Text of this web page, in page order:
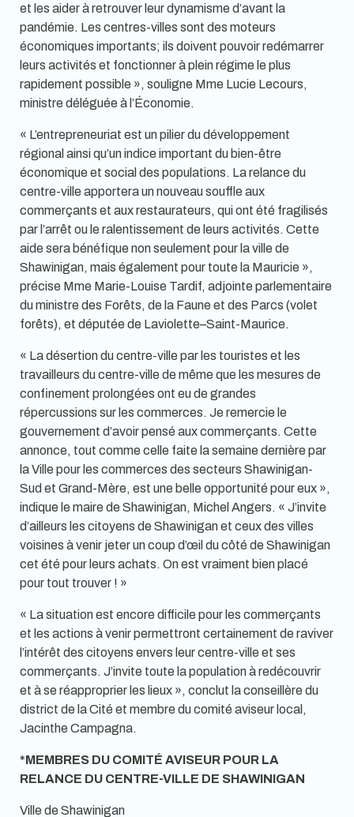
et les aider à retrouver leur dynamisme d’avant la
pandémie. Les centres-villes sont des moteurs
économiques importants; ils doivent pouvoir redémarrer
leurs activités et fonctionner à plein régime le plus
rapidement possible », souligne Mme Lucie Lecours,
ministre déléguée à l’Économie.
« L’entrepreneuriat est un pilier du développement
régional ainsi qu’un indice important du bien-être
économique et social des populations. La relance du
centre-ville apportera un nouveau souffle aux
commerçants et aux restaurateurs, qui ont été fragilisés
par l’arrêt ou le ralentissement de leurs activités. Cette
aide sera bénéfique non seulement pour la ville de
Shawinigan, mais également pour toute la Mauricie »,
précise Mme Marie-Louise Tardif, adjointe parlementaire
du ministre des Forêts, de la Faune et des Parcs (volet
forêts), et députée de Laviolette–Saint-Maurice.
« La désertion du centre-ville par les touristes et les
travailleurs du centre-ville de même que les mesures de
confinement prolongées ont eu de grandes
répercussions sur les commerces. Je remercie le
gouvernement d’avoir pensé aux commerçants. Cette
annonce, tout comme celle faite la semaine dernière par
la Ville pour les commerces des secteurs Shawinigan-
Sud et Grand-Mère, est une belle opportunité pour eux »,
indique le maire de Shawinigan, Michel Angers. « J’invite
d’ailleurs les citoyens de Shawinigan et ceux des villes
voisines à venir jeter un coup d’œil du côté de Shawinigan
cet été pour leurs achats. On est vraiment bien placé
pour tout trouver ! »
« La situation est encore difficile pour les commerçants
et les actions à venir permettront certainement de raviver
l’intérêt des citoyens envers leur centre-ville et ses
commerçants. J’invite toute la population à redécouvrir
et à se réapproprier les lieux », conclut la conseillère du
district de la Cité et membre du comité aviseur local,
Jacinthe Campagna.
*MEMBRES DU COMITÉ AVISEUR POUR LA
RELANCE DU CENTRE-VILLE DE SHAWINIGAN
Ville de Shawinigan